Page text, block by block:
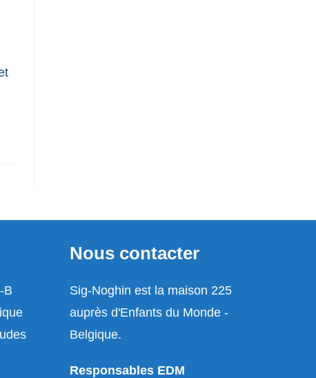
B
Nous contacter
Sig-Noghin est la maison 225
auprès d'Enfants du Monde -
Belgique.
Responsables EDM